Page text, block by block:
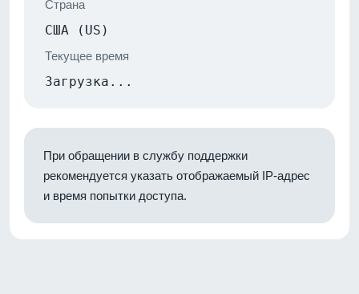
Страна
США (US)
Текущее время
Загрузка...
При обращении в службу поддержки
рекомендуется указать отображаемый IP-адрес
и время попытки доступа.